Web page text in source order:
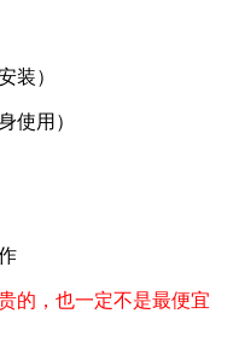
装）
使用）
的，也一定不是最便宜